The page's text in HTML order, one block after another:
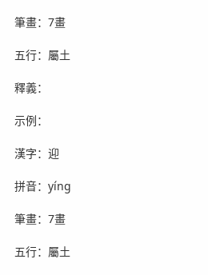
筆畫：7畫
五行：屬土
釋義：
示例：
漢字：迎
拼音：yíng
筆畫：7畫
五行：屬土